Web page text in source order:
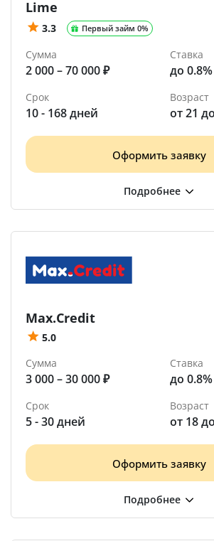
Lime
3.3 Первый займ 0%
Сумма
2 000 – 70 000 ₽
Ставка
до 0.8%
Срок
10 - 168 дней
Возраст
от 21
Оформить заявку
Max.Credit
5.0
Сумма
3 000 – 30 000 ₽
Ставка
до 0.8%
Срок
5 - 30 дней
Возраст
от 18
Оформить заявку